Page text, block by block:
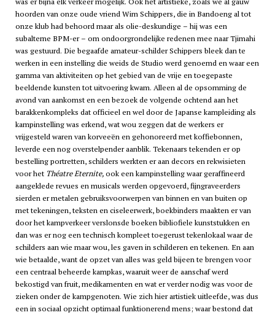
hoorden van onze oude vriend Wim Schippers, die in Bandoeng al tot
onze klub had behoord maar als olie-deskundige – hij was een
subalterne BPM-er – om ondoorgrondelijke redenen mee naar Tjimahi
was gestuurd. Die begaafde amateur-schilder Schippers bleek dan te
werken in een instelling die weids de Studio werd genoemd en waar een
gamma van aktiviteiten op het gebied van de vrije en toegepaste
beeldende kunsten tot uitvoering kwam. Alleen al de opsomming de
avond van aankomst en een bezoek de volgende ochtend aan het
barakkenkompleks dat officieel en wel door de Japanse kampleiding als
kampinstelling was erkend, wat wou zeggen dat de werkers er
vrijgesteld waren van korveeën en gehonoreerd met koffiebonnen,
leverde een nog overstelpender aanblik. Tekenaars tekenden er op
bestelling portretten, schilders werkten er aan decors en rekwisieten
voor het Théatre Eternite,ook een kampinstelling waar geraffineerd
aangeklede revues en musicals werden opgevoerd, fijngraveerders
sierden er metalen gebruiksvoorwerpen van binnen en van buiten op
met tekeningen, teksten en ciseleerwerk, boekbinders maakten er van
door het kampverkeer verslonsde boeken bibliofiele kunststukken en
dan was er nog een technisch kompleet toegerust tekenlokaal waar de
schilders aan wie maar wou, les gaven in schilderen en tekenen. En aan
wie betaalde, want de opzet van alles was geld bijeen te brengen voor
een centraal beheerde kampkas, waaruit weer de aanschaf werd
bekostigd van fruit, medikamenten en wat er verder nodig was voor de
zieken onder de kampgenoten. Wie zich hier artistiek uitleefde, was dus
een in sociaal opzicht optimaal funktionerend mens; waar bestond dat